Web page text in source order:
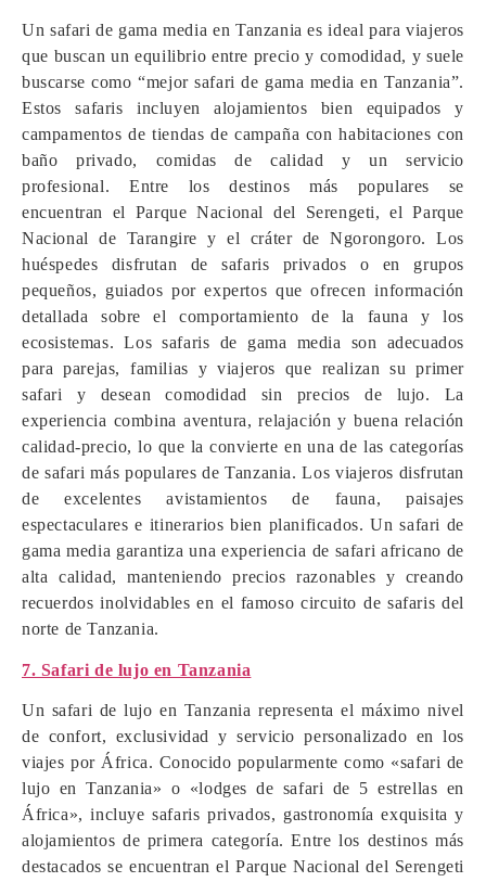
Un safari de gama media en Tanzania es ideal para viajeros
que buscan un equilibrio entre precio y comodidad, y suele
buscarse como “mejor safari de gama media en Tanzania”.
Estos safaris incluyen alojamientos bien equipados y
campamentos de tiendas de campaña con habitaciones con
baño privado, comidas de calidad y un servicio
profesional. Entre los destinos más populares se
encuentran el Parque Nacional del Serengeti, el Parque
Nacional de Tarangire y el cráter de Ngorongoro. Los
huéspedes disfrutan de safaris privados o en grupos
pequeños, guiados por expertos que ofrecen información
detallada sobre el comportamiento de la fauna y los
ecosistemas. Los safaris de gama media son adecuados
para parejas, familias y viajeros que realizan su primer
safari y desean comodidad sin precios de lujo. La
experiencia combina aventura, relajación y buena relación
calidad-precio, lo que la convierte en una de las categorías
de safari más populares de Tanzania. Los viajeros disfrutan
de excelentes avistamientos de fauna, paisajes
espectaculares e itinerarios bien planificados. Un safari de
gama media garantiza una experiencia de safari africano de
alta calidad, manteniendo precios razonables y creando
recuerdos inolvidables en el famoso circuito de safaris del
norte de Tanzania.
7. Safari de lujo en Tanzania
Un safari de lujo en Tanzania representa el máximo nivel
de confort, exclusividad y servicio personalizado en los
viajes por África. Conocido popularmente como «safari de
lujo en Tanzania» o «lodges de safari de 5 estrellas en
África», incluye safaris privados, gastronomía exquisita y
alojamientos de primera categoría. Entre los destinos más
destacados se encuentran el Parque Nacional del Serengeti